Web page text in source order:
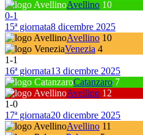
Avellino 10
0-1
15ª giornata8 dicembre 2025
Avellino 10
Venezia 4
1-1
16ª giornata13 dicembre 2025
Catanzaro 7
Avellino 12
1-0
17ª giornata20 dicembre 2025
Avellino 11